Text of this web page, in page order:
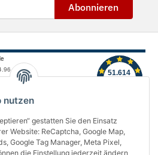
nutzen
gestatten Sie den Einsatz
Website: ReCaptcha, Google Map,
Google Tag Manager, Meta Pixel,
die Einstellung jederzeit ändern
Abonnieren